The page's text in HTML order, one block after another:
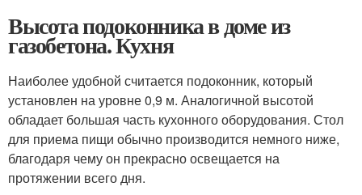
Высота подоконника в доме из
газобетона. Кухня
Наиболее удобной считается подоконник, который
установлен на уровне 0,9 м. Аналогичной высотой
обладает большая часть кухонного оборудования. Стол
для приема пищи обычно производится немного ниже,
благодаря чему он прекрасно освещается на
протяжении всего дня.